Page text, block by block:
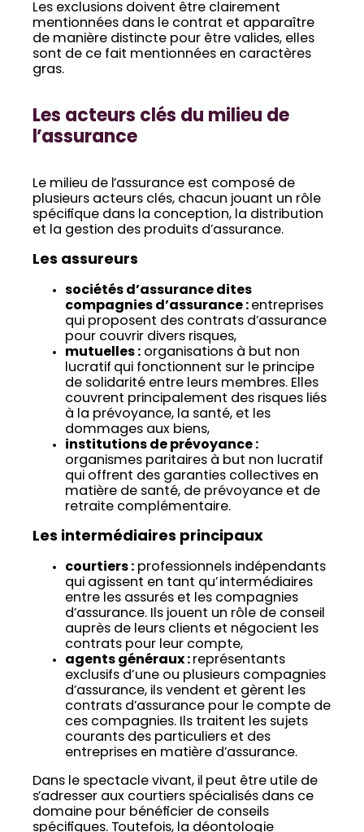
Les exclusions doivent être clairement
mentionnées dans le contrat et apparaître
de manière distincte pour être valides, elles
sont de ce fait mentionnées en caractères
gras.
Les acteurs clés du milieu de
l’assurance
Le milieu de l’assurance est composé de
plusieurs acteurs clés, chacun jouant un rôle
spécifique dans la conception, la distribution
et la gestion des produits d’assurance.
Les assureurs
sociétés d’assurance dites
compagnies d’assurance : entreprises
qui proposent des contrats d’assurance
pour couvrir divers risques,
mutuelles : organisations à but non
lucratif qui fonctionnent sur le principe
de solidarité entre leurs membres. Elles
couvrent principalement des risques liés
à la prévoyance, la santé, et les
dommages aux biens,
institutions de prévoyance :
organismes paritaires à but non lucratif
qui offrent des garanties collectives en
matière de santé, de prévoyance et de
retraite complémentaire.
Les intermédiaires principaux
courtiers : professionnels indépendants
qui agissent en tant qu’intermédiaires
entre les assurés et les compagnies
d’assurance. Ils jouent un rôle de conseil
auprès de leurs clients et négocient les
contrats pour leur compte,
agents généraux : représentants
exclusifs d’une ou plusieurs compagnies
d’assurance, ils vendent et gèrent les
contrats d’assurance pour le compte de
ces compagnies. Ils traitent les sujets
courants des particuliers et des
entreprises en matière d’assurance.
Dans le spectacle vivant, il peut être utile de
s’adresser aux courtiers spécialisés dans ce
domaine pour bénéficier de conseils
spécifiques. Toutefois, la déontologie